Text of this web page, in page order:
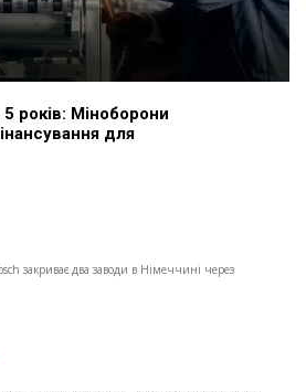
років: Міноборони
для